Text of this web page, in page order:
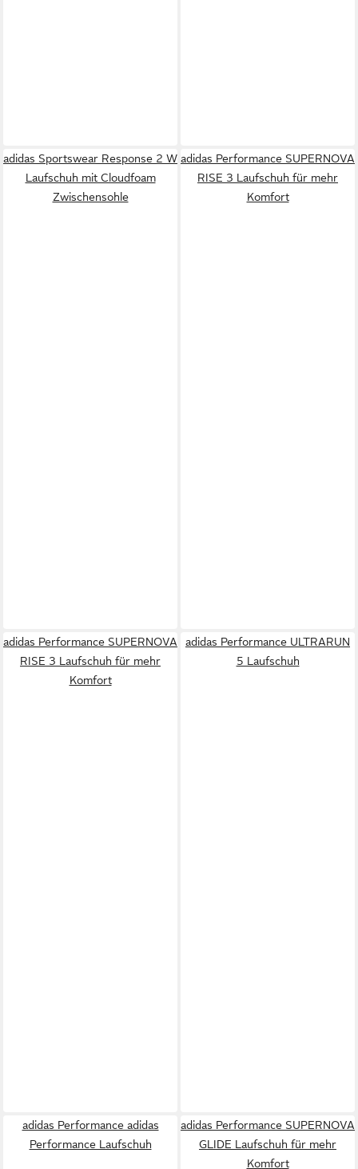
adidas Sportswear Response 2 W
Laufschuh mit Cloudfoam
Zwischensohle
adidas Performance SUPERNOVA
RISE 3 Laufschuh für mehr
Komfort
adidas Performance SUPERNOVA
RISE 3 Laufschuh für mehr
Komfort
adidas Performance ULTRARUN
5 Laufschuh
adidas Performance adidas
Performance Laufschuh
adidas Performance SUPERNOVA
GLIDE Laufschuh für mehr
Komfort